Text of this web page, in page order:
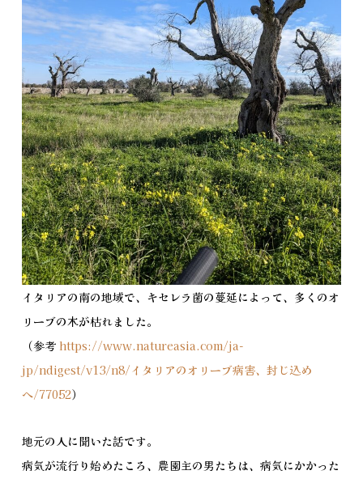
イタリアの南の地域で、キセレラ菌の蔓延によって、多くのオ
リーブの木が枯れました。
（参考 https://www.natureasia.com/ja-
jp/ndigest/v13/n8/イタリアのオリーブ病害、封じ込め
へ/77052）
地元の人に聞いた話です。
病気が流行り始めたころ、農園主の男たちは、病気にかかった